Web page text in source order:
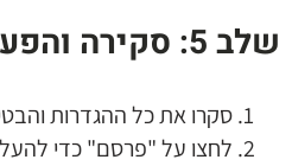
שלב 5: סקירה והפעלה
סקרו את כל ההגדרות
לחצו על "פרסם" כדי